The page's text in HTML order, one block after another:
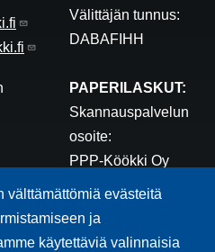
välttämättömiä evästeitä
ja
käytettäviä valinnaisia
Välittäjän tunnus:
DABAFIHH
PAPERILASKUT:
Skannauspalvelun
osoite:
PPP-Köökki Oy
32974571
PL 100
80020 Kollektor Scan